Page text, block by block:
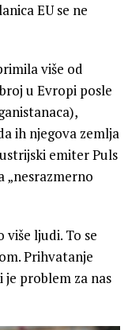
EU se ne
više od
u Evropi posle
ih njegova zemlja
emiter Puls
„nesrazmerno
ljudi. To se
Prihvatanje
problem za nas